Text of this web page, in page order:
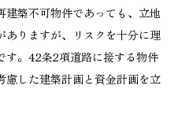
築不可物件であっても、立地
ありますが、リスクを十分に理
す。42条2項道路に接する物件
慮した建築計画と資金計画を立